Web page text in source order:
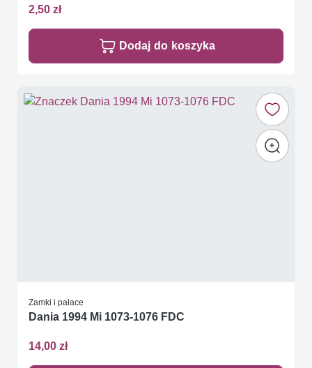
2,50 zł
Dodaj do koszyka
Zamki i pałace
Dania 1994 Mi 1073-1076 FDC
14,00 zł